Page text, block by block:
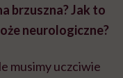
brzuszna? Jak to
neurologiczne?
musimy uczciwie